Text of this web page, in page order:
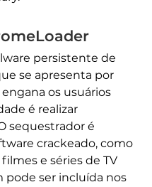
persistente de
se apresenta por
os usuários
é realizar
sequestrador é
crackeado, como
e séries de TV
pode ser incluída nos